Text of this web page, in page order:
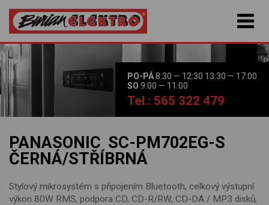
PO-PÁ8:30 — 12:30 13:30 — 17:00
SO 9:00 — 11:00
Tel.: 565 322 479
PANASONIC SC-PM702EG-S
ČERNÁ/STŘÍBRNÁ
Stylový mikrosystém s připojením Bluetooth, celkový výstupní
výkon 80W RMS, podpora CD, CD-R/RW, CD-DA / MP3 disků,